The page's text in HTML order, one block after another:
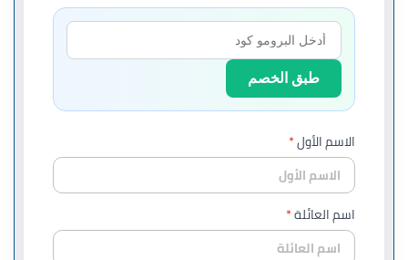
طبق الخصم
الاسم الأول
اسم العائلة